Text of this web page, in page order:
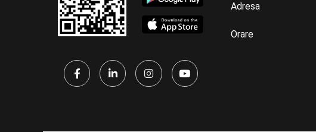
Adresa
Orare